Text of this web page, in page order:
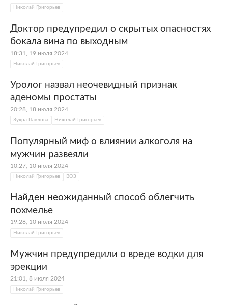
Николай Григорьев
Доктор предупредил о скрытых опасностях
бокала вина по выходным
18:31, 19 июля 2024
Николай Григорьев
Уролог назвал неочевидный признак
аденомы простаты
20:28, 18 июля 2024
Зухра Павлова Николай Григорьев
Популярный миф о влиянии алкоголя на
мужчин развеяли
10:27, 10 июля 2024
Николай Григорьев ВОЗ
Найден неожиданный способ облегчить
похмелье
19:28, 10 июля 2024
Николай Григорьев
Мужчин предупредили о вреде водки для
эрекции
21:01, 8 июля 2024
Николай Григорьев